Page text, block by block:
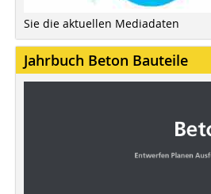
Sie die aktuellen Mediadaten
Jahrbuch Beton Bauteile